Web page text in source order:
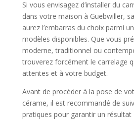
Si vous envisagez d’installer du
dans votre maison à Guebwiller,
aurez l’embarras du choix parmi
modèles disponibles. Que vous
moderne, traditionnel ou
trouverez forcément le carrelage
attentes et à votre budget.
Avant de procéder à la pose de
cérame, il est recommandé de
pratiques pour garantir un résultat